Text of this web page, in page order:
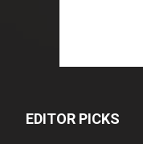
EDITOR PICKS